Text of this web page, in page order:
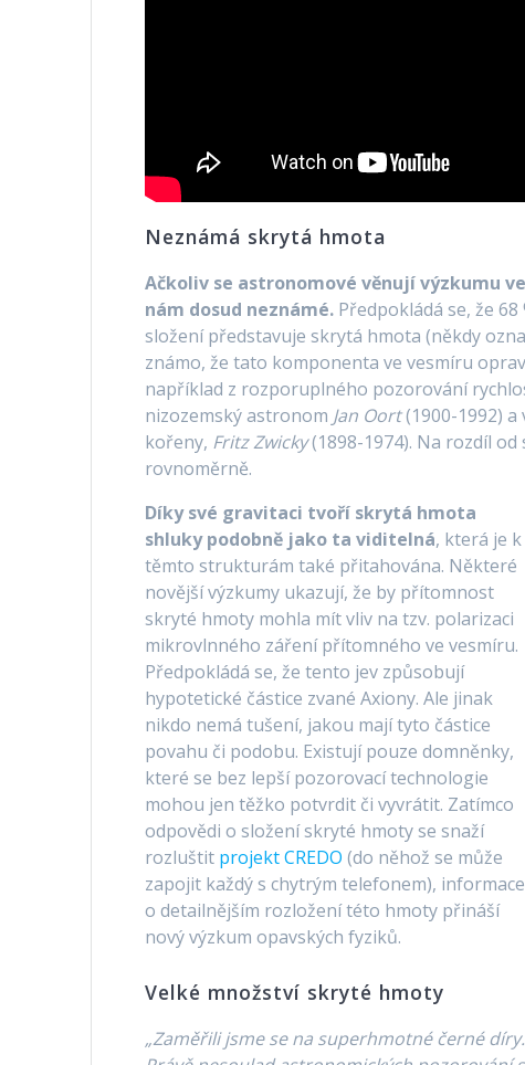
Neznámá skrytá hmota
Ačkoliv se astronomové věnují výzkumu
nám dosud neznámé. Předpokládá se, že
složení představuje skrytá hmota (někdy
známo, že tato komponenta ve vesmíru
například z rozporuplného pozorování
nizozemský astronom Jan Oort(1900-1992) a
kořeny, Fritz Zwicky(1898-1974). Na rozdíl
rovnoměrně.
Díky své gravitaci tvoří skrytá hmota
shluky podobně jako ta viditelná, která je k
těmto strukturám také přitahována. Některé
novější výzkumy ukazují, že by přítomnost
skryté hmoty mohla mít vliv na tzv. polarizaci
mikrovlnného záření přítomného ve vesmíru.
Předpokládá se, že tento jev způsobují
hypotetické částice zvané Axiony. Ale jinak
nikdo nemá tušení, jakou mají tyto částice
povahu či podobu. Existují pouze domněnky,
které se bez lepší pozorovací technologie
mohou jen těžko potvrdit či vyvrátit. Zatímco
odpovědi o složení skryté hmoty se snaží
rozluštit projekt CREDO (do něhož se může
zapojit každý s chytrým telefonem), informace
o detailnějším rozložení této hmoty přináší
nový výzkum opavských fyziků.
Velké množství skryté hmoty
„Zaměřili jsme se na superhmotné černé díry.